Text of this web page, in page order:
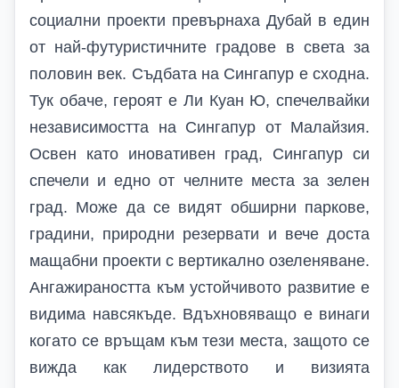
социални проекти превърнаха Дубай в един
от най-футуристичните градове в света за
половин век. Съдбата на Сингапур е сходна.
Тук обаче, героят е Ли Куан Ю, спечелвайки
независимостта на Сингапур от Малайзия.
Освен като иновативен град, Сингапур си
спечели и едно от челните места за зелен
град. Може да се видят обширни паркове,
градини, природни резервати и вече доста
мащабни проекти с вертикално озеленяване.
Ангажираността към устойчивото развитие е
видима навсякъде. Вдъхновяващо е винаги
когато се връщам към тези места, защото се
вижда как лидерството и визията